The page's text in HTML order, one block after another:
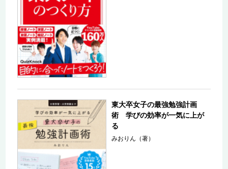
東大卒女子の最強勉強計画
術 学びの効率が一気に上が
る
みおりん（著）